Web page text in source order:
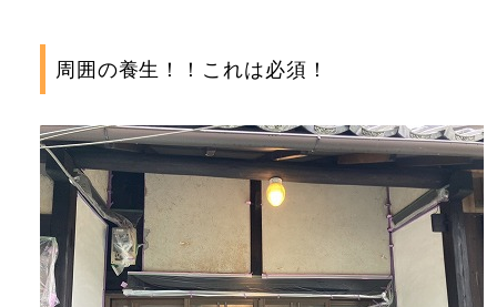
周囲の養生！！これは必須！